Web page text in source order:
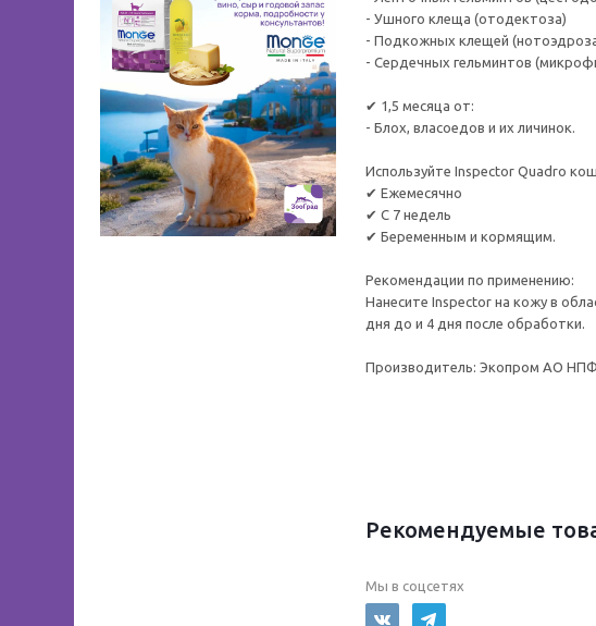
- Ушного клеща (отодектоза)
- Подкожных клещей
- Сердечных гельминтов
✔ 1,5 месяца от:
- Блох, власоедов и их личинок.
Используйте Inspector Quadro
✔ Ежемесячно
✔ С 7 недель
✔ Беременным и кормящим.
Рекомендации по применению:
Нанесите Inspector на кожу в
дня до и 4 дня после обработки.
Производитель: Экопром АО
Рекомендуемые
Мы в соцсетях